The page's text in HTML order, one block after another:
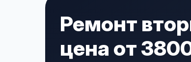
Ремонт
цена от